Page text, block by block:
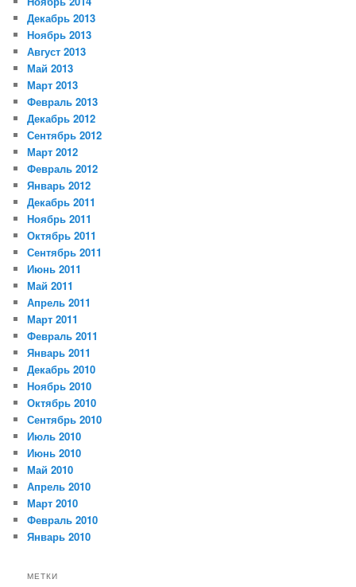
Декабрь 2013
Ноябрь 2013
Август 2013
Май 2013
Март 2013
Февраль 2013
Декабрь 2012
Сентябрь 2012
Март 2012
Февраль 2012
Январь 2012
Декабрь 2011
Ноябрь 2011
Октябрь 2011
Сентябрь 2011
Июнь 2011
Май 2011
Апрель 2011
Март 2011
Февраль 2011
Январь 2011
Декабрь 2010
Ноябрь 2010
Октябрь 2010
Сентябрь 2010
Июль 2010
Июнь 2010
Май 2010
Апрель 2010
Март 2010
Февраль 2010
Январь 2010
МЕТКИ